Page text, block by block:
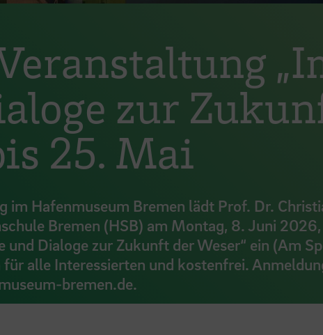
zur
25. Mai
im Hafenmuseum Bremen lädt Prof. Dr.
Bremen (HSB) am Montag, 8. Juni
Dialoge zur Zukunft der Weser“ ein (Am
alle Interessierten und kostenfrei.
bremen.de.